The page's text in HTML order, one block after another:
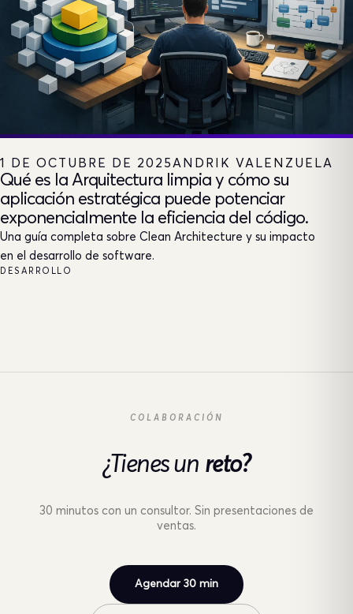
1 DE OCTUBRE DE 2025ANDRIK VALENZUELA
Qué es la Arquitectura limpia y cómo su
aplicación estratégica puede potenciar
exponencialmente la eficiencia del código.
Una guía completa sobre Clean Architecture y su impacto
en el desarrollo de software.
DESARROLLO
COLABORACIÓN
¿Tienes un reto?
30 minutos con un consultor. Sin presentaciones de
ventas.
Agendar 30 min